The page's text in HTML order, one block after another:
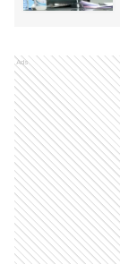
Ads